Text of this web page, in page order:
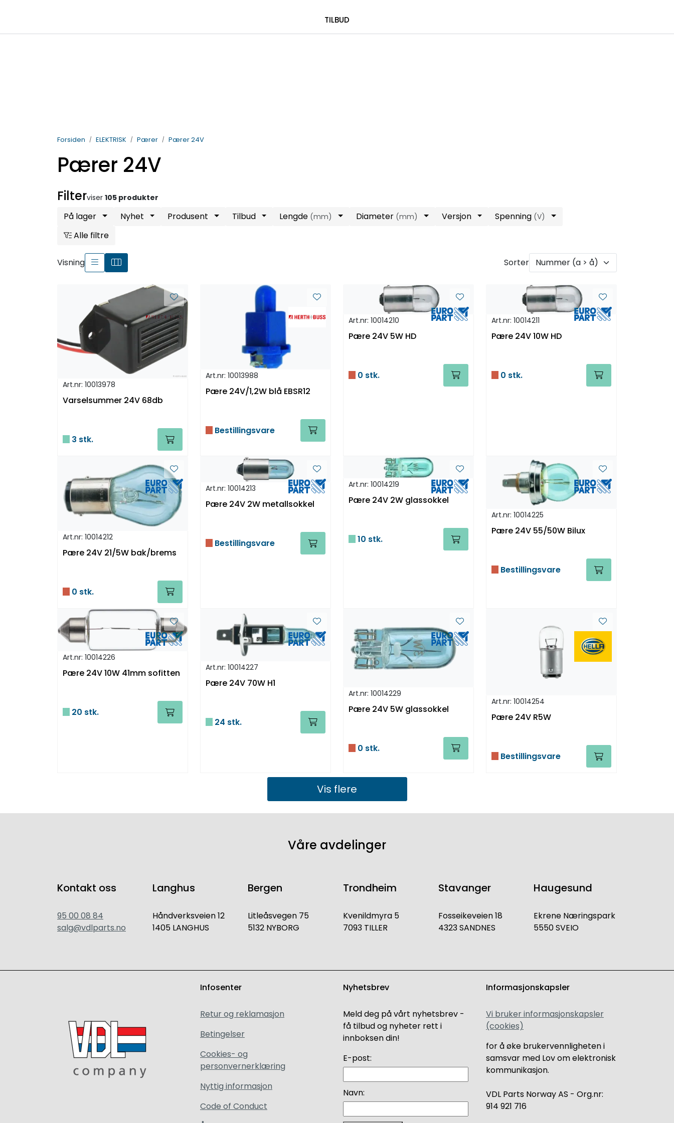
TILBUD
Forsiden ELEKTRISK Pærer Pærer 24V
Pærer 24V
Filterviser 105 produkter
På lager Nyhet Produsent Tilbud Lengde (mm) Diameter (mm) Versjon Spenning (V)
Alle filtre
Visning Sorter
Art.nr: 10013978
Varselsummer 24V 68db
3 stk.
Art.nr: 10013988
Pære 24V/1,2W blå EBSR12
Bestillingsvare
Art.nr: 10014210
Pære 24V 5W HD
0 stk.
Art.nr: 10014211
Pære 24V 10W HD
0 stk.
Art.nr: 10014212
Pære 24V 21/5W bak/brems
0 stk.
Art.nr: 10014213
Pære 24V 2W metallsokkel
Bestillingsvare
Art.nr: 10014219
Pære 24V 2W glassokkel
10 stk.
Art.nr: 10014225
Pære 24V 55/50W Bilux
Bestillingsvare
Art.nr: 10014226
Pære 24V 10W 41mm sofitten
20 stk.
Art.nr: 10014227
Pære 24V 70W H1
24 stk.
Art.nr: 10014229
Pære 24V 5W glassokkel
0 stk.
Art.nr: 10014254
Pære 24V R5W
Bestillingsvare
Vis flere
Våre avdelinger
Kontakt oss
95 00 08 84
salg@vdlparts.no
Langhus
Håndverksveien 12
1405 LANGHUS
Bergen
Litleåsvegen 75
5132 NYBORG
Trondheim
Kvenildmyra 5
7093 TILLER
Stavanger
Fosseikeveien 18
4323 SANDNES
Haugesund
Ekrene Næringspark
5550 SVEIO
Infosenter
Retur og reklamasjon
Betingelser
Cookies- og
personvernerklæring
Nyttig informasjon
Code of Conduct
Nyhetsbrev
Meld deg på vårt nyhetsbrev -
få tilbud og nyheter rett i
innboksen din!
E-post:
Navn:
Informasjonskapsler
Vi bruker informasjonskapsler
(cookies)
for å øke brukervennligheten i
samsvar med Lov om elektronisk
kommunikasjon.
VDL Parts Norway AS - Org.nr:
914 921 716